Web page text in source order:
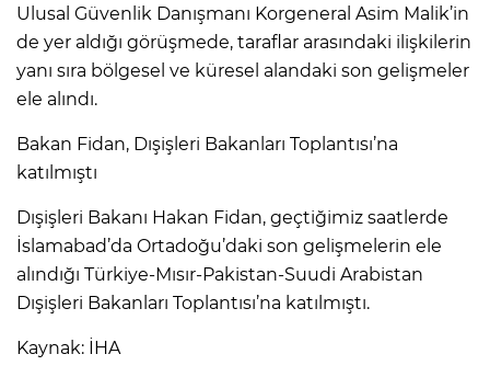
Ulusal Güvenlik Danışmanı Korgeneral Asim Malik’in
de yer aldığı görüşmede, taraflar arasındaki ilişkilerin
yanı sıra bölgesel ve küresel alandaki son gelişmeler
ele alındı.
Bakan Fidan, Dışişleri Bakanları Toplantısı’na
katılmıştı
Dışişleri Bakanı Hakan Fidan, geçtiğimiz saatlerde
İslamabad’da Ortadoğu’daki son gelişmelerin ele
alındığı Türkiye-Mısır-Pakistan-Suudi Arabistan
Dışişleri Bakanları Toplantısı’na katılmıştı.
Kaynak: İHA